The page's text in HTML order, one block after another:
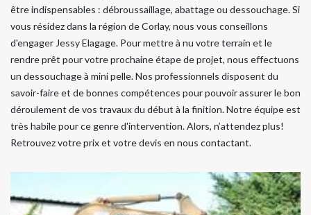
être indispensables : débroussaillage, abattage ou dessouchage. Si
vous résidez dans la région de Corlay, nous vous conseillons
d'engager Jessy Elagage. Pour mettre à nu votre terrain et le
rendre prêt pour votre prochaine étape de projet, nous effectuons
un dessouchage à mini pelle. Nos professionnels disposent du
savoir-faire et de bonnes compétences pour pouvoir assurer le bon
déroulement de vos travaux du début à la finition. Notre équipe est
très habile pour ce genre d'intervention. Alors, n’attendez plus!
Retrouvez votre prix et votre devis en nous contactant.